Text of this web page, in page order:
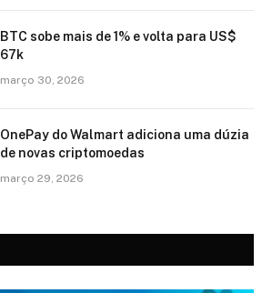
BTC sobe mais de 1% e volta para US$
67k
março 30, 2026
OnePay do Walmart adiciona uma dúzia
de novas criptomoedas
março 29, 2026